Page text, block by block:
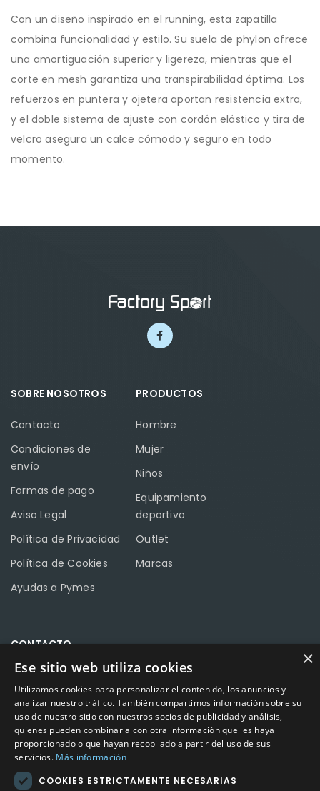
Con un diseño inspirado en el running, esta zapatilla
combina funcionalidad y estilo. Su suela de phylon ofrece
una amortiguación superior y ligereza, mientras que el
corte en mesh garantiza una transpirabilidad óptima. Los
refuerzos en puntera y ojetera aportan resistencia extra,
y el doble sistema de ajuste con cordón elástico y tira de
velcro asegura un calce cómodo y seguro en todo
momento.
SOBRE NOSOTROS
Contacto
Condiciones de
envío
Formas de pago
Aviso Legal
Política de Privacidad
Política de Cookies
Ayudas a Pymes
PRODUCTOS
Hombre
Mujer
Niños
Equipamiento
deportivo
Outlet
Marcas
CONTACTO
Calle Méndez Núñez nº3 – Fuente Palmera 14120 Córdoba
Teléfono957 04 96 57
Emailinfo@factory-sport.es
HORARIO COMERCIAL
Lunes a viernes
×
Ese sitio web utiliza cookies
Utilizamos cookies para personalizar el contenido, los anuncios y
analizar nuestro tráfico. También compartimos información sobre su
uso de nuestro sitio con nuestros socios de publicidad y análisis,
quienes pueden combinarla con otra información que les haya
proporcionado o que hayan recopilado a partir del uso de sus
servicios. Más información
COOKIES ESTRICTAMENTE NECESARIAS